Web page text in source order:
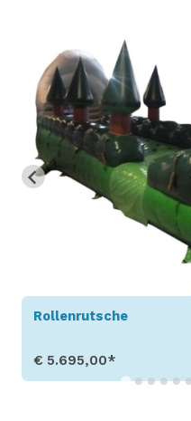
Rollenrutsche
€ 5.695,00*